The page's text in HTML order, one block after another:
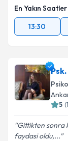
En Yakın Saatler
13:30
5 (
Gittikten sonra
faydasi oldu,...